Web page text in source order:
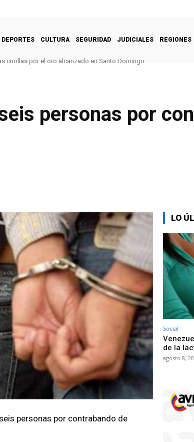
DEPORTES CULTURA SEGURIDAD JUDICIALES REGIONES
criollas por el oro alcanzado en Santo Domingo
personas por
personas por contrabando de
LO
Social
de la
agosto 8,